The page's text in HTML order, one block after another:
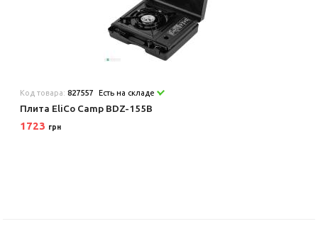
Код товара:827557 Есть на складе
Плита EliCo Camp BDZ-155B
1723 грн